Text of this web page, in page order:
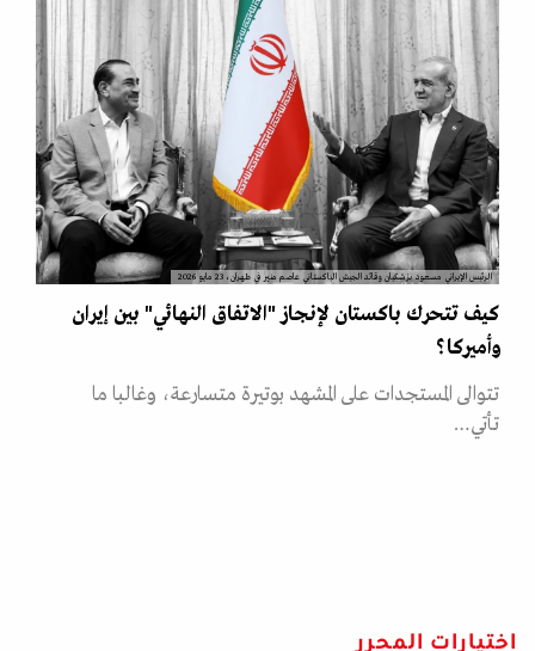
الرئيس الإيراني مسعود بزشكيان وقائد الجيش الباكستاني عاصم منير في طهران، 23 مايو 2026
كيف تتحرك باكستان لإنجاز "الاتفاق النهائي" بين إيران
وأميركا؟
تتوالى المستجدات على المشهد بوتيرة متسارعة، وغالبا ما
تأتي…
اختيارات المحرر